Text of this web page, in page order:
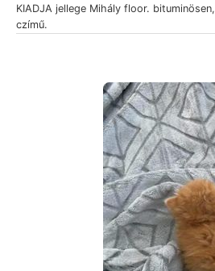
KIADJA jellege Mihály floor. bituminösen,
czímű.